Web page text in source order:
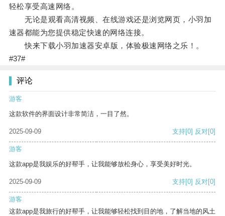
轻松享受高速网络。
无论是观看高清视频、在线游戏还是浏览网页，小羽加
速器都能为您提供稳定快速的网络连接。
快来下载小羽加速器安卓版，体验极速网络之乐！。
#37#
评论
游客
这款软件的界面设计非常简洁，一目了然。
2025-09-09 支持[0] 反对[0]
游客
这款app是我娱乐的好帮手，让我能够放松身心，享受美好时光。
2025-09-09 支持[0] 反对[0]
游客
这款app是我旅行的好帮手，让我能够轻松找到目的地，了解当地的风土